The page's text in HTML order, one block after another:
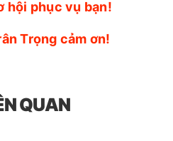
hội phục vụ bạn!
Trọng cảm ơn!
QUAN